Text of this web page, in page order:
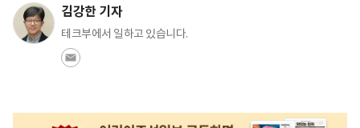
김강한 기자
테크부에서 일하고 있습니다.